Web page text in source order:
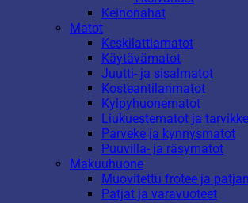
Keinonahat
Matot
Keskilattiamatot
Käytävämatot
Juutti- ja sisalmatot
Kosteantilanmatot
Kylpyhuonematot
Liukuestematot ja
Parveke ja kynnysmatot
Puuvilla- ja räsymatot
Makuuhuone
Muovitettu frotee ja
Patjat ja varavuoteet